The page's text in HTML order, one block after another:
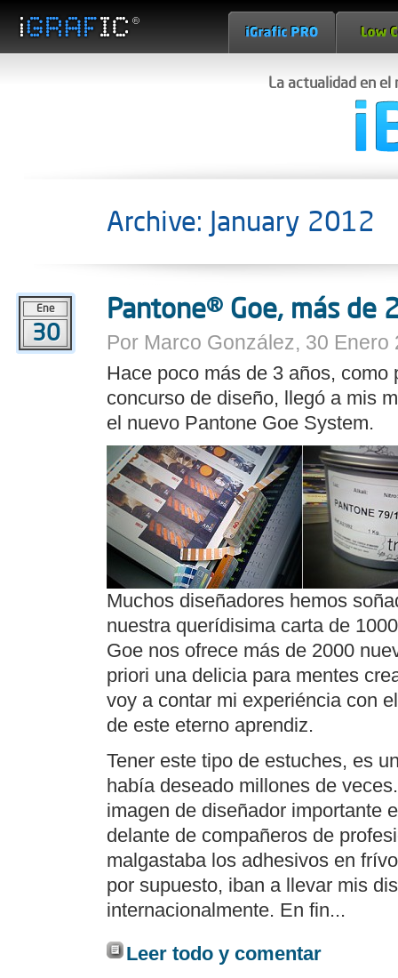
La actualidad en el
Archive: January 2012
Ene
30
Pantone® Goe, más de
Por Marco González, 30
Hace poco más de 3 años, como
concurso de diseño, llegó a mis
el nuevo Pantone Goe System.
Muchos diseñadores hemos
nuestra querídisima carta de
Goe nos ofrece más de 2000
priori una delicia para mentes
voy a contar mi experiéncia con
de este eterno aprendiz.
Tener este tipo de estuches, es
había deseado millones de
imagen de diseñador importante
delante de compañeros de
malgastaba los adhesivos en
por supuesto, iban a llevar mis
internacionalmente. En fin...
Leer todo y comentar